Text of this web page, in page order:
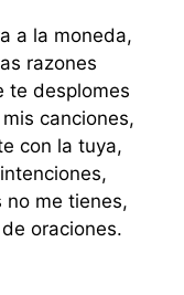
a la moneda,
razones
te desplomes
canciones,
con la tuya,
no me tienes,
oraciones.